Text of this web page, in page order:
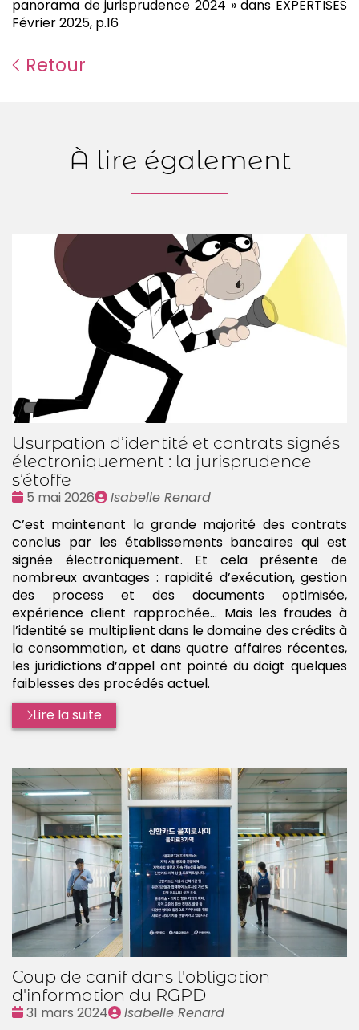
panorama de jurisprudence 2024 » dans EXPERTISES
Février 2025, p.16
Retour
À lire également
Usurpation d’identité et contrats signés
électroniquement : la jurisprudence
s’étoffe
Date
5 mai 2026
Publié
Isabelle Renard
C’est maintenant la grande majorité des contrats
conclus par les établissements bancaires qui est
signée électroniquement. Et cela présente de
nombreux avantages : rapidité d’exécution, gestion
des process et des documents optimisée,
expérience client rapprochée… Mais les fraudes à
l’identité se multiplient dans le domaine des crédits à
la consommation, et dans quatre affaires récentes,
les juridictions d’appel ont pointé du doigt quelques
faiblesses des procédés actuel.
Lire la suite
Coup de canif dans l'obligation
d'information du RGPD
Date
31 mars 2024
Publié
Isabelle Renard